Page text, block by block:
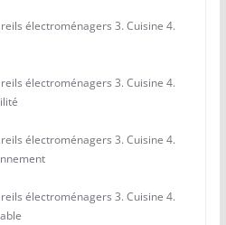
électroménagers 3. Cuisine 4.
électroménagers 3. Cuisine 4.
électroménagers 3. Cuisine 4.
électroménagers 3. Cuisine 4.